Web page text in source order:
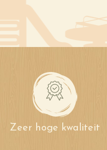
Zeer hoge kwaliteit